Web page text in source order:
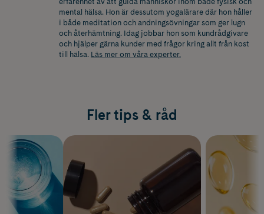
mental hälsa. Hon är dessutom yogalärare där hon håller
i både meditation och andningsövningar som ger lugn
och återhämtning. Idag jobbar hon som kundrådgivare
och hjälper gärna kunder med frågor kring allt från kost
till hälsa. Läs mer om våra experter.
Fler tips & råd